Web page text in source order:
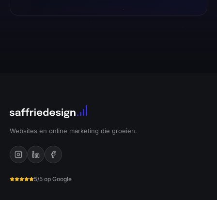
Websites en online marketing die groeien.
5/5 op Google